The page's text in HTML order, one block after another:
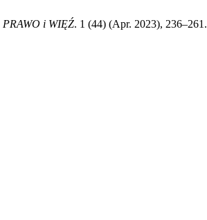
PRAWO i WIĘŹ. 1 (44) (Apr. 2023),